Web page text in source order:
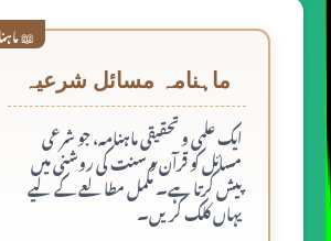
ماہنامہ مسائل شرعیہ
ایک علمی و تحقیقی ماہنامہ، جو شرعی
مسائل کو قرآن و سنت کی روشنی میں
پیش کرتا ہے۔ مکمل مطالعے کے لیے
یہاں کلک کریں۔
📖